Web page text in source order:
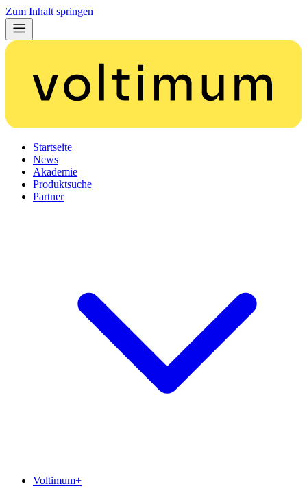
Zum Inhalt springen
Startseite
News
Akademie
Produktsuche
Partner
Voltimum+